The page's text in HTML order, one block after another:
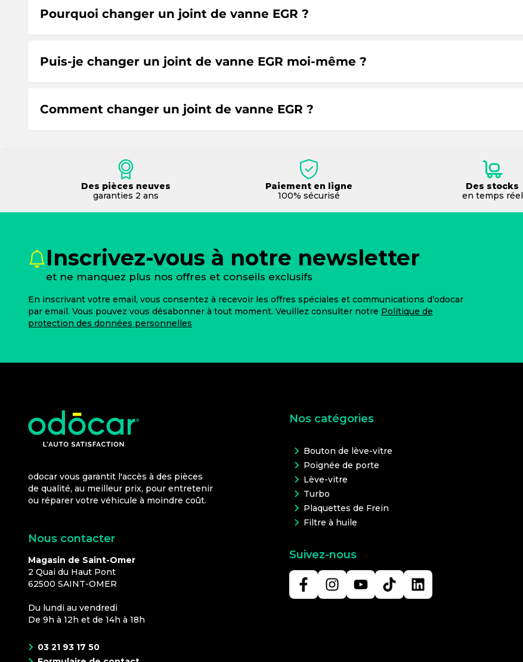
Pourquoi changer un joint de vanne EGR ?
Puis-je changer un joint de vanne EGR moi-même ?
Comment changer un joint de vanne EGR ?
Des pièces neuves
garanties 2 ans
Paiement en ligne
100% sécurisé
Des stocks
en temps réel
Inscrivez-vous à notre newsletter
et ne manquez plus nos offres et conseils exclusifs
En inscrivant votre email, vous consentez à recevoir les offres spéciales et communications d’odocar
par email. Vous pouvez vous désabonner à tout moment. Veuillez consulter notre Politique de
protection des données personnelles
odocar vous garantit l'accès à des pièces
de qualité, au meilleur prix, pour entretenir
ou réparer votre véhicule à moindre coût.
Nous contacter
Magasin de Saint-Omer
2 Quai du Haut Pont
62500 SAINT-OMER
Du lundi au vendredi
De 9h à 12h et de 14h à 18h
03 21 93 17 50
Nos catégories
Bouton de lève-vitre
Poignée de porte
Lève-vitre
Turbo
Plaquettes de Frein
Filtre à huile
Suivez-nous